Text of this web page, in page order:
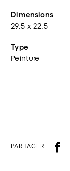
Dimensions
29.5 x 22.5
Type
Peinture
PARTAGER f